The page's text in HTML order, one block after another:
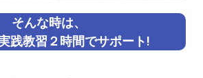
そんな時は、
践教習２時間でサポート!